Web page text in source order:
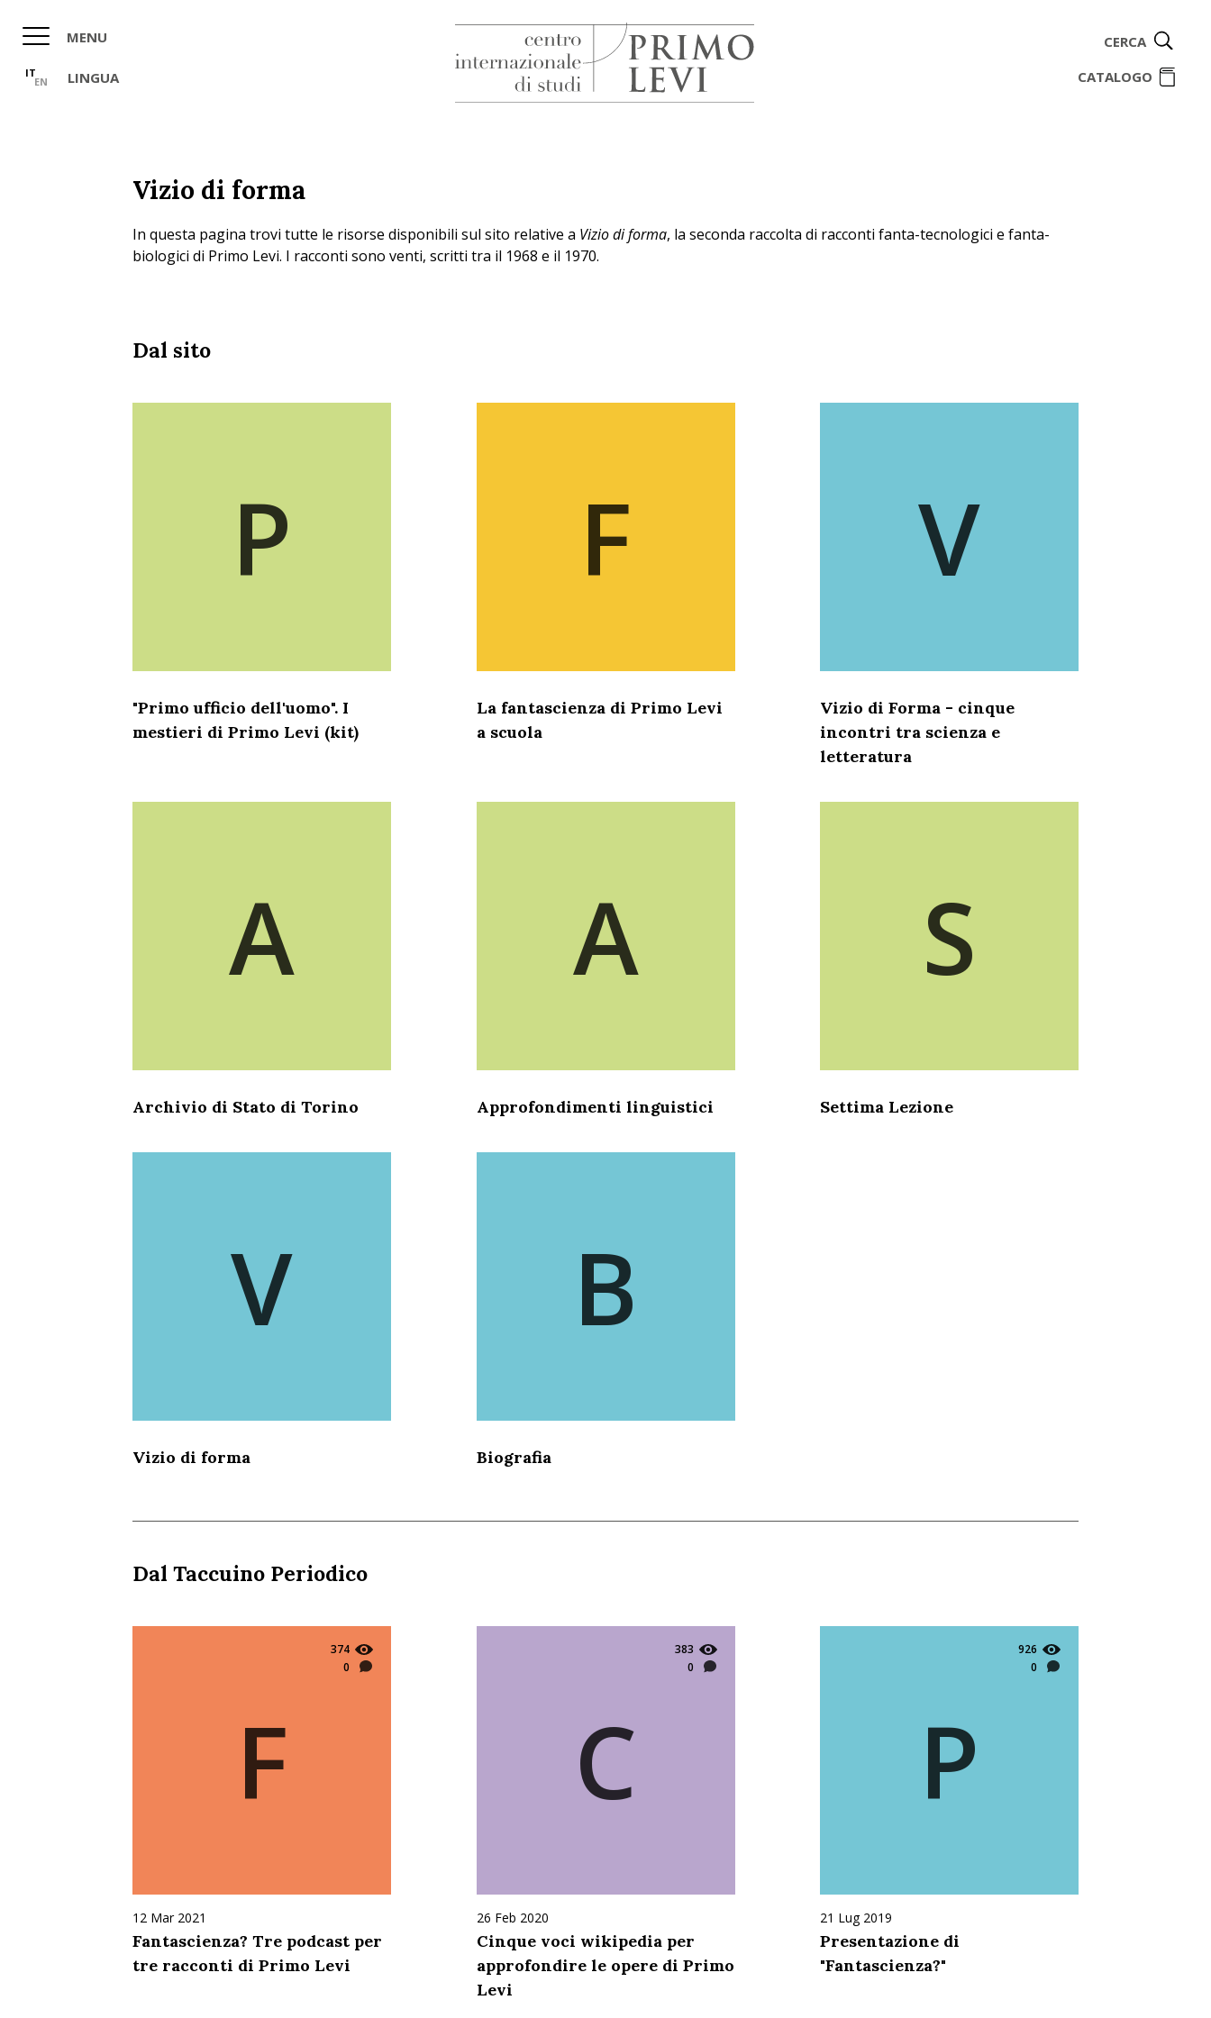
principale
MENU
IT
EN LINGUA CATALOGO
CERCA
Vizio di forma
In questa pagina trovi tutte le risorse disponibili sul sito relative a Vizio di forma, la seconda raccolta di racconti fanta-tecnologici e fanta-
biologici di Primo Levi. I racconti sono venti, scritti tra il 1968 e il 1970.
Dal sito
P
"Primo ufficio dell'uomo". I
mestieri di Primo Levi (kit)
F
La fantascienza di Primo Levi
a scuola
V
Vizio di Forma - cinque
incontri tra scienza e
letteratura
A
Archivio di Stato di Torino
A
Approfondimenti linguistici
S
Settima Lezione
V
Vizio di forma
B
Biografia
Dal Taccuino Periodico
374
0
F
12 Mar 2021
Fantascienza? Tre podcast per
tre racconti di Primo Levi
383
0
C
26 Feb 2020
Cinque voci wikipedia per
approfondire le opere di Primo
Levi
926
0
P
21 Lug 2019
Presentazione di
"Fantascienza?"